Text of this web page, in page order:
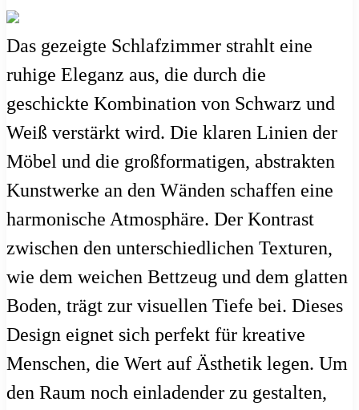
Das gezeigte Schlafzimmer strahlt eine
ruhige Eleganz aus, die durch die
geschickte Kombination von Schwarz und
Weiß verstärkt wird. Die klaren Linien der
Möbel und die großformatigen, abstrakten
Kunstwerke an den Wänden schaffen eine
harmonische Atmosphäre. Der Kontrast
zwischen den unterschiedlichen Texturen,
wie dem weichen Bettzeug und dem glatten
Boden, trägt zur visuellen Tiefe bei. Dieses
Design eignet sich perfekt für kreative
Menschen, die Wert auf Ästhetik legen. Um
den Raum noch einladender zu gestalten,